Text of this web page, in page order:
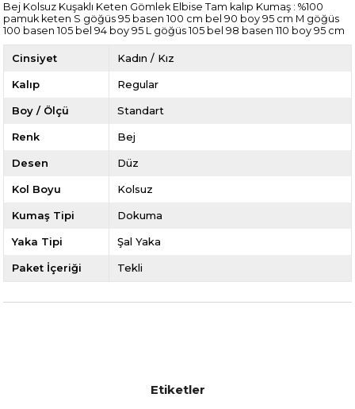
Bej Kolsuz Kuşaklı Keten Gömlek Elbise Tam kalıp Kumaş : %100
pamuk keten S göğüs 95 basen 100 cm bel 90 boy 95 cm M göğüs
100 basen 105 bel 94 boy 95 L göğüs 105 bel 98 basen 110 boy 95 cm
Cinsiyet Kadın / Kız
Kalıp Regular
Boy / Ölçü Standart
Renk Bej
Desen Düz
Kol Boyu Kolsuz
Kumaş Tipi Dokuma
Yaka Tipi Şal Yaka
Paket İçeriği Tekli
Etiketler